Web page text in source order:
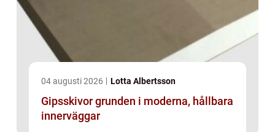
04 augusti 2026 Lotta Albertsson
Gipsskivor grunden i moderna, hållbara
innerväggar